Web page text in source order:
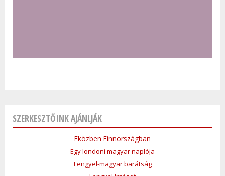
SZERKESZTŐINK AJÁNLJÁK
Eközben Finnországban
Egy londoni magyar naplója
Lengyel-magyar barátság